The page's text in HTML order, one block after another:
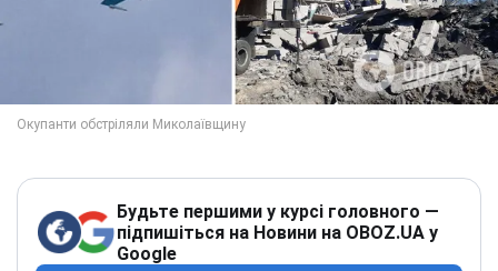
Будьте першими у курсі головного —
підпишіться на Новини на OBOZ.UA у
Google